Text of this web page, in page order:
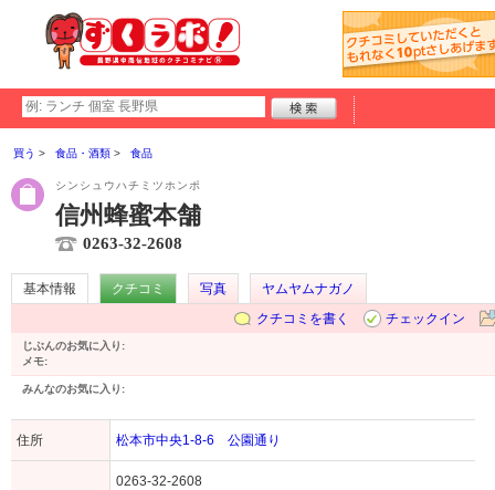
買う 食品・酒類 食品
シンシュウハチミツホンポ
信州蜂蜜本舗
0263-32-2608
基本情報 クチコミ 写真
ヤムヤムナガノ
クチコミを書く
チェックイン
じぶんのお気に入り:
メモ:
みんなのお気に入り:
住所 松本市中央1-8-6 公園通り
0263-32-2608